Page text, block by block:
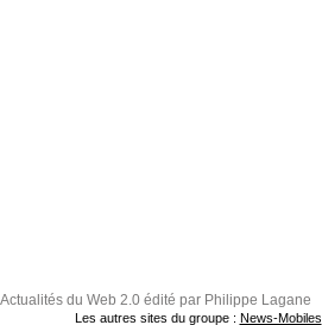
du Web 2.0 édité par Philippe Lagane
Les autres sites du groupe : News-Mobiles